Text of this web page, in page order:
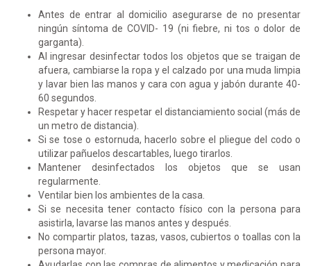
Antes de entrar al domicilio asegurarse de no presentar
ningún síntoma de COVID- 19 (ni fiebre, ni tos o dolor de
garganta).
Al ingresar desinfectar todos los objetos que se traigan de
afuera, cambiarse la ropa y el calzado por una muda limpia
y lavar bien las manos y cara con agua y jabón durante 40-
60 segundos.
Respetar y hacer respetar el distanciamiento social (más de
un metro de distancia).
Si se tose o estornuda, hacerlo sobre el pliegue del codo o
utilizar pañuelos descartables, luego tirarlos.
Mantener desinfectados los objetos que se usan
regularmente.
Ventilar bien los ambientes de la casa.
Si se necesita tener contacto físico con la persona para
asistirla, lavarse las manos antes y después.
No compartir platos, tazas, vasos, cubiertos o toallas con la
persona mayor.